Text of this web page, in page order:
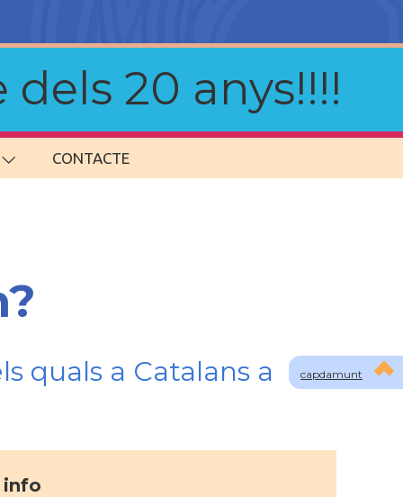
20 anys!!!!
CONTACTE
capdamunt
quals a Catalans a
info